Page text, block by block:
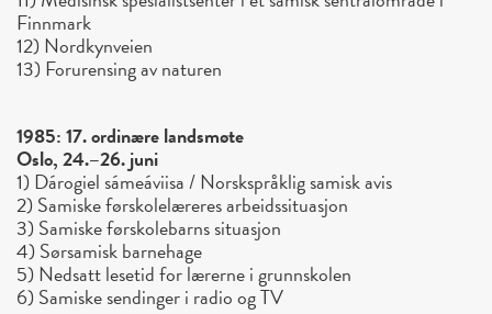
Finnmark
12) Nordkynveien
13) Forurensing av naturen
1985: 17. ordinære landsmøte
Oslo, 24.–26. juni
1) Dárogiel sámeáviisa / Norskspråklig samisk avis
2) Samiske førskolelæreres arbeidssituasjon
3) Samiske førskolebarns situasjon
4) Sørsamisk barnehage
5) Nedsatt lesetid for lærerne i grunnskolen
6) Samiske sendinger i radio og TV